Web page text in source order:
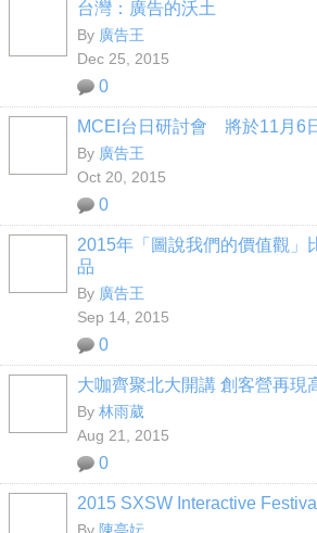
台灣：廣告的沃土
By 廣告王
Dec 25, 2015
0
MCEI台日研討會 將於11月6
By 廣告王
Oct 20, 2015
0
2015年「圖說我們的價值觀」
品
By 廣告王
Sep 14, 2015
0
大咖齊聚北大開講 創客營再現
By 林雨葳
Aug 21, 2015
0
2015 SXSW Interactive